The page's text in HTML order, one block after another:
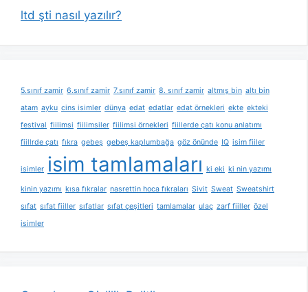
ltd şti nasıl yazılır?
5.sınıf zamir 6.sınıf zamir 7.sınıf zamir 8. sınıf zamir altmış bin altı bin
atam ayku cins isimler dünya edat edatlar edat örnekleri ekte ekteki
festival fiilimsi fiilimsiler fiilimsi örnekleri fiillerde çatı konu anlatımı
fiillrde çatı fıkra gebeş gebeş kaplumbağa göz önünde IQ isim fiiler
isimler isim tamlamaları ki eki ki nin yazımı
kinin yazımı kısa fıkralar nasrettin hoca fıkraları Sivit Sweat Sweatshirt
sıfat sıfat fiiller sıfatlar sıfat çeşitleri tamlamalar ulaç zarf fiiller özel
isimler